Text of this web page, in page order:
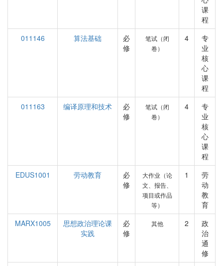
课
程
011146
算法基础
必
修
笔试（闭
卷）
4
专
业
核
心
课
程
011163
编译原理和技术
必
修
笔试（闭
卷）
4
专
业
核
心
课
程
EDUS1001
劳动教育
必
修
大作业（论
文、报告、
项目或作品
等）
1
劳
动
教
育
MARX1005
思想政治理论课
实践
必
修
其他 2
政
治
通
修